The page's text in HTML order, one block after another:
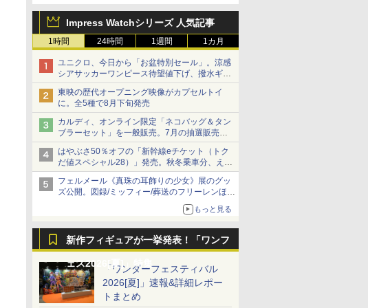
Impress Watchシリーズ 人気記事
1時間 24時間 1週間 1カ月
ユニクロ、今日から「お盆特別セール」。涼感
シアサッカーワンピース待望値下げ、撥水ギア
ショーツは1990円に
東映の歴代オープニング映像がカプセルトイ
に。全5種で8月下旬発売
カルディ、オンライン限定「ネコバッグ＆タン
ブラーセット」を一般販売。7月の抽選販売の
当選無効分
はやぶさ50％オフの「新幹線eチケット（トク
だ値スペシャル28）」発売。秋冬乗車分、えき
ねっと限定
フェルメール《真珠の耳飾りの少女》展のグッ
ズ公開。図録/ミッフィー/葬送のフリーレンほ
もっと見る
新作フィギュアが一挙発表！「ワンフ
ェス2026[夏]」特集「ワンダーフェスティバル
2026[夏]」速報&詳細レポー
トまとめ